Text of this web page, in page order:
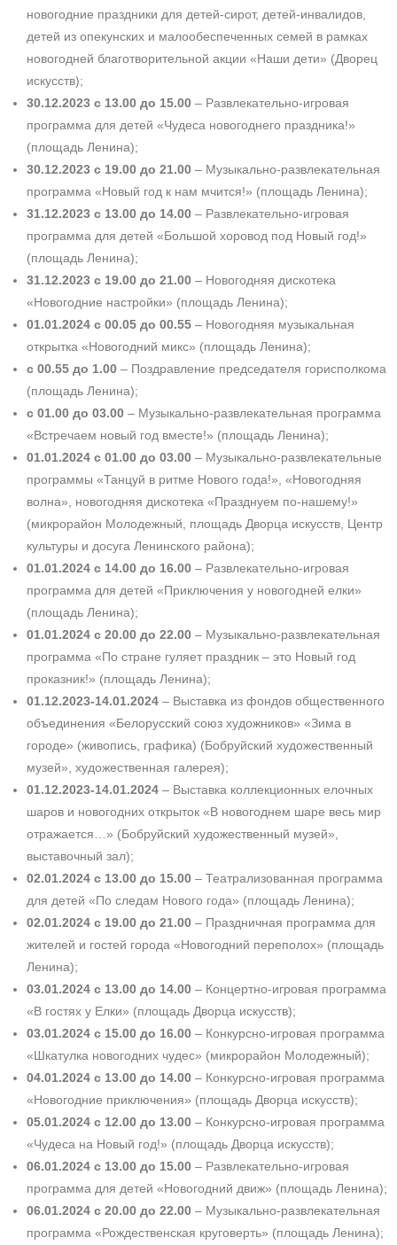
новогодние праздники для детей-сирот, детей-инвалидов,
детей из опекунских и малообеспеченных семей в рамках
новогодней благотворительной акции «Наши дети» (Дворец
искусств);
30.12.2023 с 13.00 до 15.00 – ­Развлекательно-игровая
программа для детей «Чудеса новогоднего праздника!»
(площадь Ленина);
30.12.2023 с 19.00 до 21.00 – ­Музыкально-развлекательная
программа «Новый год к нам мчится!» (площадь Ленина);
31.12.2023 с 13.00 до 14.00 – ­Развлекательно-игровая
программа для детей «Большой хоровод под Новый год!»
(площадь Ленина);
31.12.2023 с 19.00 до 21.00 – Новогодняя дискотека
«Новогодние настройки» (площадь Ленина);
01.01.2024 с 00.05 до 00.55 – Новогодняя музыкальная
открытка «Новогод­ний микс» (площадь Ленина);
с 00.55 до 1.00 – Поздравление председателя горисполкома
(площадь Ленина);
с 01.00 до 03.00 – Музыкально-­развлекательная программа
«Встречаем новый год вместе!» (площадь Ленина);
01.01.2024 с 01.00 до 03.00 – Музыкально-­развлекательные
программы «Танцуй в ритме Нового года!», «Новогодняя
волна», новогодняя дискотека «Празднуем по-нашему!»
(микрорайон Молодежный, площадь Дворца искусств, Центр
культуры и досуга Ленинского района);
01.01.2024 с 14.00 до 16.00 – ­Развлекательно-игровая
программа для детей «Приключения у новогодней елки»
(площадь Ленина);
01.01.2024 с 20.00 до 22.00 – Музыкально-­развлекательная
программа «По стране гуляет праздник – это Новый год
проказник!» (площадь Ленина);
01.12.2023-14.01.2024 – Выставка из фондов общественного
объединения «Белорусский союз художников» «Зима в
городе» (живопись, графика) (Бобруйский художественный
музей», художественная галерея);
01.12.2023-14.01.2024 – Выставка коллекционных елочных
шаров и новогодних открыток «В новогоднем шаре весь мир
отражается…» (Бобруйский худо­жественный музей»,
выставочный зал);
02.01.2024 с 13.00 до 15.00 – Театрализованная программа
для детей «По следам Нового года» (площадь Ленина);
02.01.2024 с 19.00 до 21.00 – Праздничная программа для
жителей и гостей города «Новогодний переполох» (площадь
Ленина);
03.01.2024 с 13.00 до 14.00 – ­Концертно-игровая программа
«В гостях у Елки» (площадь Дворца искусств);
03.01.2024 с 15.00 до 16.00 – Конкурсно-­игровая программа
«Шкатулка новогодних чудес» (микрорайон Молодежный);
04.01.2024 с 13.00 до 14.00 – Конкурсно-­игровая программа
«Новогодние приключения» (площадь Дворца искусств);
05.01.2024 с 12.00 до 13.00 – Конкурсно-­игровая программа
«Чудеса на Новый год!» (площадь Дворца искусств);
06.01.2024 с 13.00 до 15.00 – Развлекательно-игровая
программа для детей «Новогодний движ» (площадь Ленина);
06.01.2024 с 20.00 до 22.00 – Музыкально-­развлекательная
программа «Рождественская круговерть» (площадь Ленина);